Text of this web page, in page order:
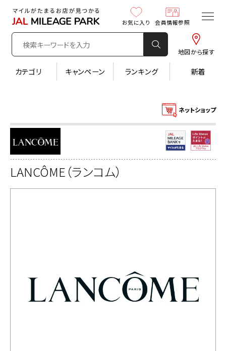
地図から探す
お気に入り 会員情報参照
カテゴリ キャンペーン ランキング 新着
ネットショップ
LANCÔME（ランコム）